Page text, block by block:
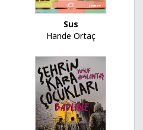
Sus
Hande Ortaç